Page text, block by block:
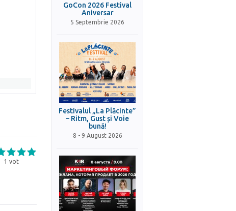
1 vot
GoCon 2026 Festival
Aniversar
5 Septembrie 2026
Festivalul „La Plăcinte”
– Ritm, Gust și Voie
bună!
8 - 9 August 2026